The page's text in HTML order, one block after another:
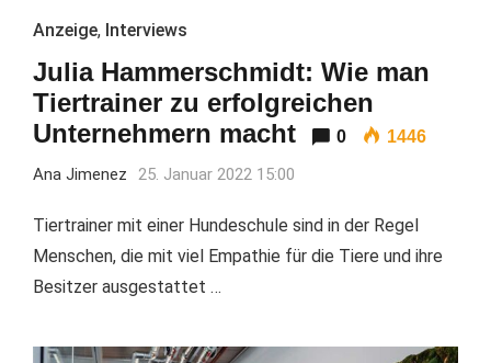
Anzeige, Interviews
Julia Hammerschmidt: Wie man
Tiertrainer zu erfolgreichen
Unternehmern macht
0 1446
Ana Jimenez 25. Januar 2022 15:00
Tiertrainer mit einer Hundeschule sind in der Regel
Menschen, die mit viel Empathie für die Tiere und ihre
Besitzer ausgestattet …